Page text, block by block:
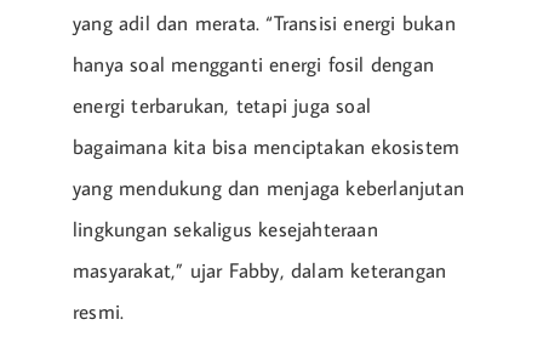
yang adil dan merata. “Transisi energi bukan
hanya soal mengganti energi fosil dengan
energi terbarukan, tetapi juga soal
bagaimana kita bisa menciptakan ekosistem
yang mendukung dan menjaga keberlanjutan
lingkungan sekaligus kesejahteraan
masyarakat,” ujar Fabby, dalam keterangan
resmi.